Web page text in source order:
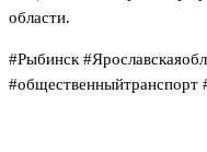
области.
#Рыбинск
#общественныйтранспорт